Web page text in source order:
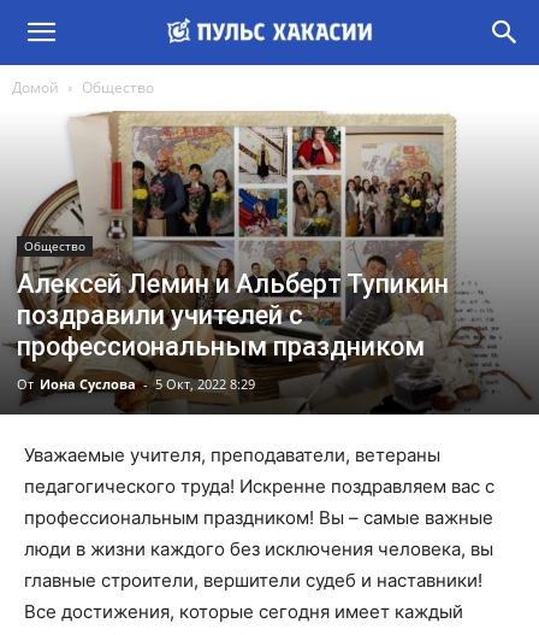
Домой Общество
Общество
Алексей Лемин и Альберт Тупикин
поздравили учителей с
профессиональным праздником
От Иона Суслова - 5 Окт, 2022 8:29
Уважаемые учителя, преподаватели, ветераны
педагогического труда! Искренне поздравляем вас с
профессиональным праздником! Вы – самые важные
люди в жизни каждого без исключения человека, вы
главные строители, вершители судеб и наставники!
Все достижения, которые сегодня имеет каждый